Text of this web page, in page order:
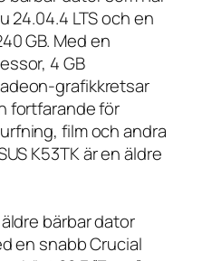
LTS och en
GB. Med en
4 GB
grafikkretsar
fortfarande för
film och andra
K53TK är en äldre
bärbar dator
en snabb Crucial